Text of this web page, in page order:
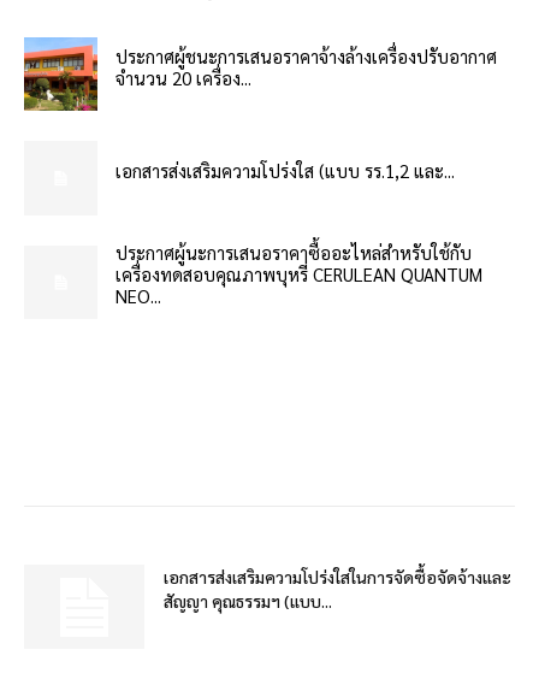
ประกาศผู้ชนะการเสนอราคาจ้างล้างเครื่องปรับอากาศ
จำนวน 20 เครื่อง...
เอกสารส่งเสริมความโปร่งใส (แบบ รร.1,2 และ...
ประกาศผู้นะการเสนอราคาซื้ออะไหล่สำหรับใช้กับ
เครื่องทดสอบคุณภาพบุหรี่ CERULEAN QUANTUM
NEO...
เอกสารส่งเสริมความโปร่งใสในการจัดซื้อจัดจ้างและ
สัญญา คุณธรรมฯ (แบบ...